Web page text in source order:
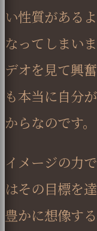
い性質がある
なってしまい
デオを見て興
も本当に自分
からなのです。
イメージの力
はその目標を
豊かに想像す